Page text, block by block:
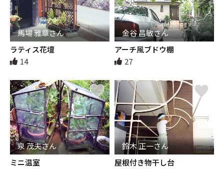
馬場 雅章さん
ラティス花壇
14
金谷 昌敏さん
アーチ風ブドウ棚
27
泉 茂夫さん
ミニ温室
鈴木 正一さん
屋根付き物干し台